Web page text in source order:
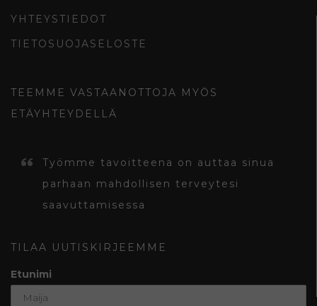
YHTEYSTIEDOT
TIETOSUOJASELOSTE
TEEMME VASTAANOTTOJA MYÖS
ETÄYHTEYDELLÄ
Työmme tavoitteena on auttaa sinua
parhaan mahdollisen terveytesi
saavuttamisessa
TILAA UUTISKIRJEEMME
Etunimi